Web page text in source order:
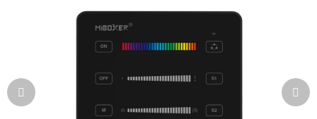
0,0
z
hviezdičiek.